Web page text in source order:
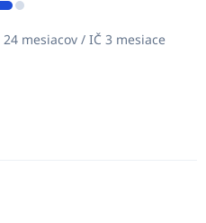
24 mesiacov / IČ 3 mesiace